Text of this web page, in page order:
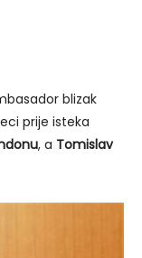
blizak
prije isteka
, a Tomislav